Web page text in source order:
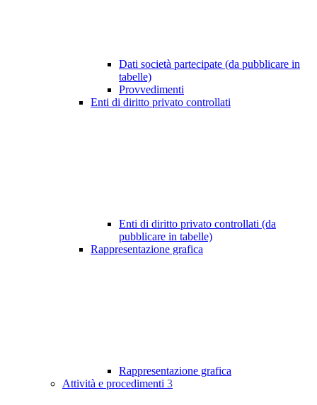
Dati società partecipate (da pubblicare in
tabelle)
Provvedimenti
Enti di diritto privato controllati
Enti di diritto privato controllati (da
pubblicare in tabelle)
Rappresentazione grafica
Rappresentazione grafica
Attività e procedimenti 3